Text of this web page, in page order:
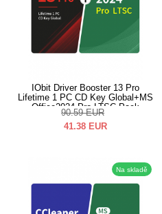
IObit Driver Booster 13 Pro
Lifetime 1 PC CD Key Global+MS
Office2024 Pro LTSC Pack
90.59 EUR
41.38 EUR
Na skladě